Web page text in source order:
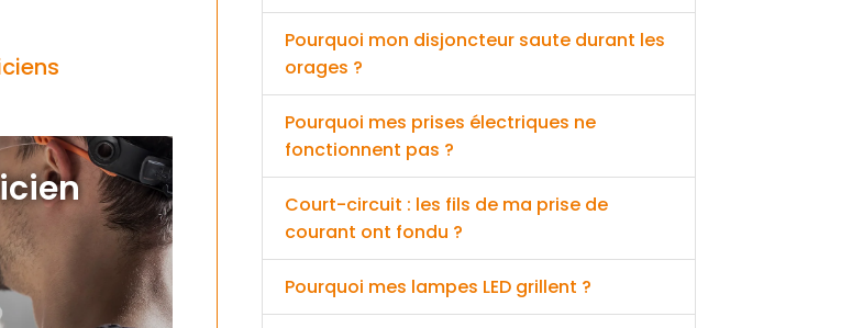
Pourquoi mon disjoncteur saute durant les
orages ?
Pourquoi mes prises électriques ne
fonctionnent pas ?
Court-circuit : les fils de ma prise de
courant ont fondu ?
Pourquoi mes lampes LED grillent ?